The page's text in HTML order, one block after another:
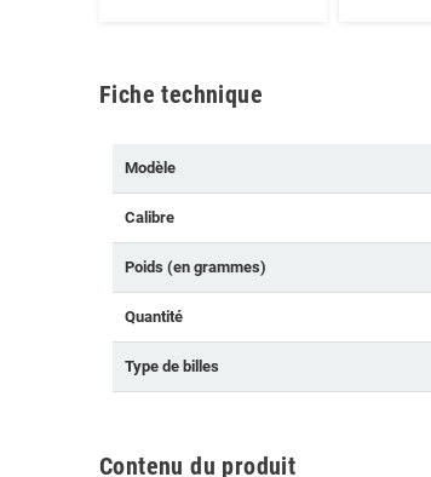
Fiche technique
Modèle
Calibre
Poids (en grammes)
Quantité
Type de billes
Contenu du produit